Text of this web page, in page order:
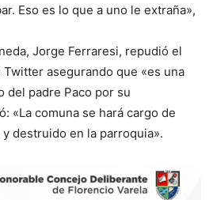
Eso es lo que a uno le extraña»,
Jorge Ferraresi, repudió el
asegurando que «es una
del padre Paco por su
«La comuna se hará cargo de
destruido en la parroquia».